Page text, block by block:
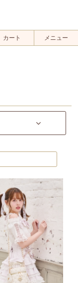
カート メニュー